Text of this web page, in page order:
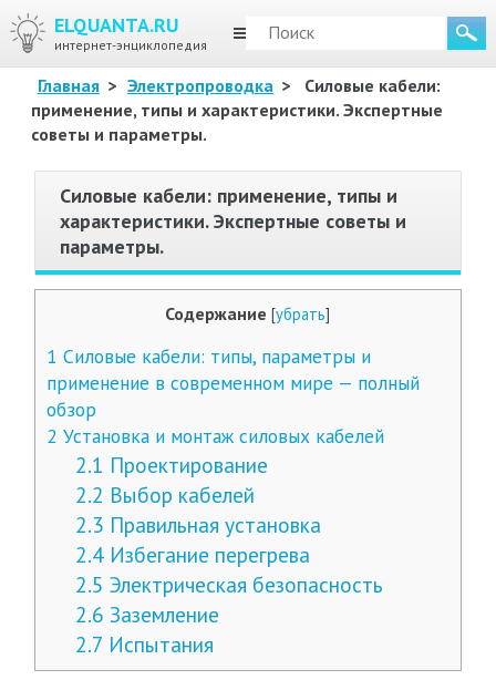
ELQUANTA.RU
интернет-энциклопедия
МЕНЮ
Главная > Электропроводка >
Силовые кабели:
применение, типы и характеристики. Экспертные
советы и параметры.
Силовые кабели: применение, типы и
характеристики. Экспертные советы и
параметры.
Содержание [убрать]
1 Силовые кабели: типы, параметры и
применение в современном мире — полный
обзор
2 Установка и монтаж силовых кабелей
2.1 Проектирование
2.2 Выбор кабелей
2.3 Правильная установка
2.4 Избегание перегрева
2.5 Электрическая безопасность
2.6 Заземление
2.7 Испытания